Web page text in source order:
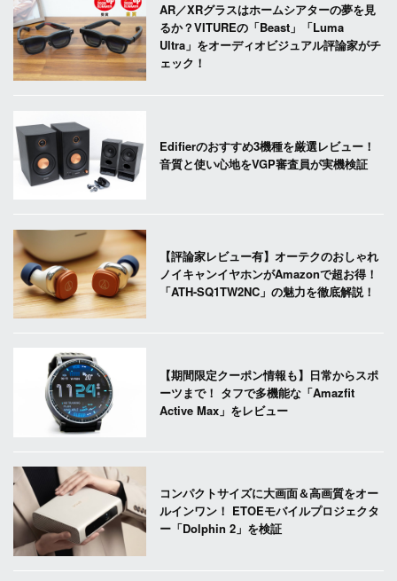
AR／XRグラスはホームシアターの夢を見
るか？VITUREの「Beast」「Luma
Ultra」をオーディオビジュアル評論家がチ
ェック！
Edifierのおすすめ3機種を厳選レビュー！
音質と使い心地をVGP審査員が実機検証
【評論家レビュー有】オーテクのおしゃれ
ノイキャンイヤホンがAmazonで超お得！
「ATH-SQ1TW2NC」の魅力を徹底解説！
【期間限定クーポン情報も】日常からスポ
ーツまで！ タフで多機能な「Amazfit
Active Max」をレビュー
コンパクトサイズに大画面＆高画質をオー
ルインワン！ ETOEモバイルプロジェクタ
ー「Dolphin 2」を検証